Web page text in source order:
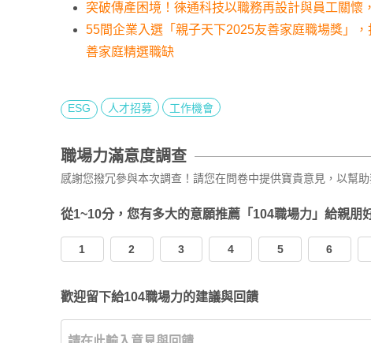
突破傳產困境！徠通科技以職務再設計與員工關懷
55間企業入選「親子天下2025友善家庭職場獎」
善家庭精選職缺
ESG 人才招募 工作機會
職場力滿意度調查
感謝您撥冗參與本次調查！請您在問卷中提供寶貴意見，以幫
從1~10分，您有多大的意願推薦「104職場力」給親朋
1 2 3 4 5 6
歡迎留下給104職場力的建議與回饋